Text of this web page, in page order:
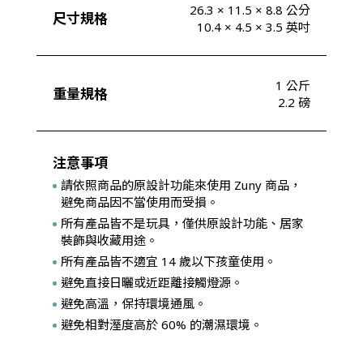
尺寸規格
26.3 × 11.5 × 8.8 公分
10.4 × 4.5 × 3.5 英吋
重量規格
1 公斤
2.2 磅
注意事項
請依照商品的原設計功能來使用 Zuny 商品，
避免商品因不當使用而受損。
所有產品皆不是玩具，僅供原設計功能、居家
裝飾與收藏用途。
所有產品皆不適宜 14 歲以下孩童使用。
避免直接日曬或近距離接觸燈源。
避免高溫，保持環境通風。
避免相對溼度高於 60% 的潮濕環境。